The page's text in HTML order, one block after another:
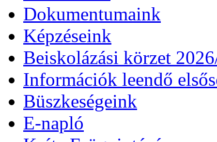
Dokumentumaink
Képzéseink
Beiskolázási körzet
Információk leendő
Büszkeségeink
E-napló